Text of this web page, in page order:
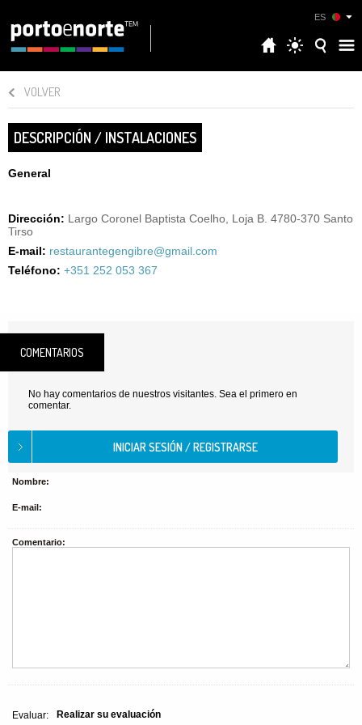
ES
VOLVER
DESCRIPCIÓN / INSTALACIONES
General
Dirección: Largo Coronel Baptista Coelho, Loja B. 4780-370 Santo
Tirso
E-mail: restaurantegengibre@gmail.com
Teléfono: +351 252 053 367
COMENTARIOS
No hay comentarios de nuestros visitantes. Sea el primero en
comentar.
Nombre:
E-mail:
Comentario:
Evaluar: Realizar su evaluación